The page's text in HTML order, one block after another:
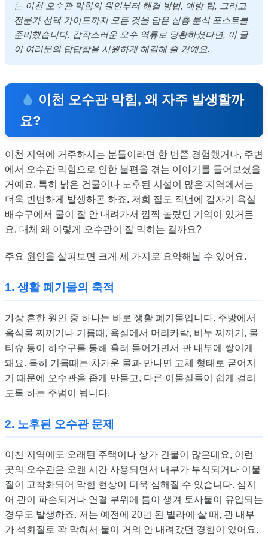
는 이천 오수관 막힘의 원인부터 해결 방법, 예방 팁, 그리고
전문가 선택 가이드까지 모든 것을 담은 심층 분석 포스트를
준비했습니다. 갑작스러운 오수 역류로 당황하셨다면, 이 글
이 여러분의 답답함을 시원하게 해결해 줄 거예요.
이천 오수관 막힘, 왜 자주 발생할까
요?
이천 지역에 거주하시는 분들이라면 한 번쯤 경험했거나, 주변
에서 오수관 막힘으로 인한 불편을 겪는 이야기를 들어보셨을
거예요. 특히 낡은 건물이나 노후된 시설이 많은 지역에서는
더욱 빈번하게 발생하곤 하죠. 저희 집도 작년에 갑자기 욕실
배수구에서 물이 잘 안 내려가서 깜짝 놀랐던 기억이 있거든
요. 대체 왜 이렇게 오수관이 잘 막히는 걸까요?
주요 원인을 살펴보면 크게 세 가지로 요약해볼 수 있어요.
1. 생활 폐기물의 축적
가장 흔한 원인 중 하나는 바로 생활 폐기물입니다. 주방에서
음식물 찌꺼기나 기름때, 욕실에서 머리카락, 비누 찌꺼기, 물
티슈 등이 하수구를 통해 흘러 들어가면서 관 내부에 쌓이게
돼요. 특히 기름때는 차가운 물과 만나면 고체 형태로 굳어지
기 때문에 오수관을 좁게 만들고, 다른 이물질들이 쉽게 걸리
도록 하는 주범이 됩니다.
2. 노후된 오수관 문제
이천 지역에도 오래된 주택이나 상가 건물이 많은데요, 이런
곳의 오수관은 오랜 시간 사용되면서 내부가 부식되거나 이물
질이 고착화되어 막힘 현상이 더욱 심해질 수 있습니다. 심지
어 관이 파손되거나 연결 부위에 틈이 생겨 토사물이 유입되는
경우도 발생하죠. 저는 예전에 20년 된 빌라에 살 때, 관 내부
가 석회질로 꽉 막혀서 물이 거의 안 내려갔던 경험이 있어요.